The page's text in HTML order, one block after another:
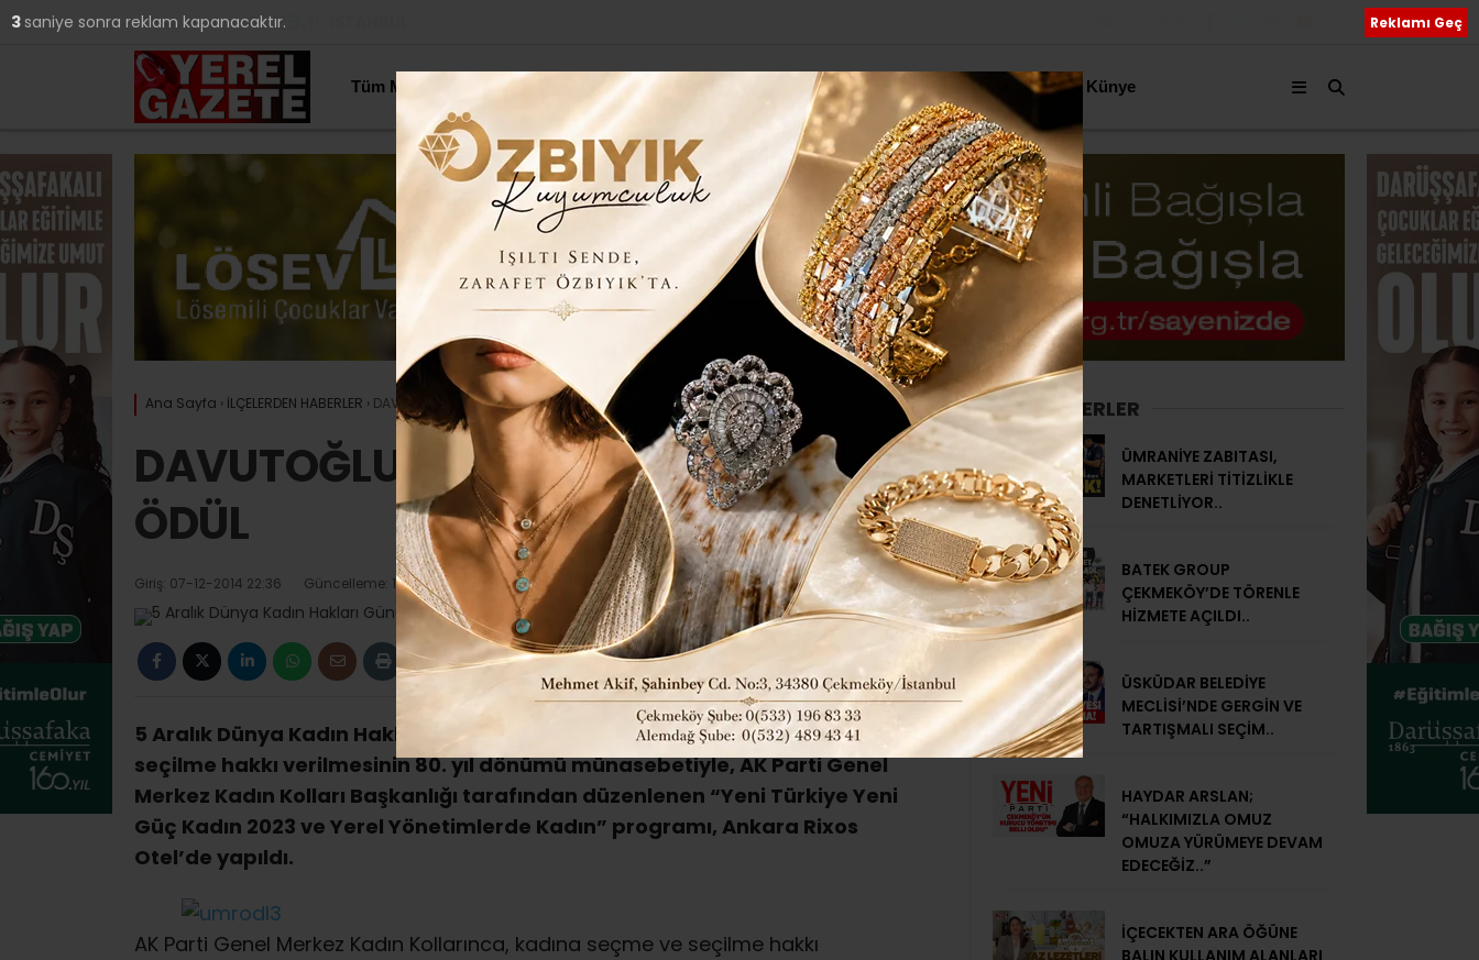
YAZARLAR 25.1
Tüm Manşetler Yerel Haberler Genel Siyaset Kültür Sanat Hakkımızda Künye
Ana Sayfa › İLÇELERDEN HABERLER › DAVUTOĞLU’NDAN BAŞKAN CAN’ A ÖDÜL
DAVUTOĞLU’NDAN BAŞKAN CAN’ A
ÖDÜL
Giriş: 07-12-2014 22:36 Güncelleme: 14-02-2018 14:38 226 İLÇELERDEN HABERLER Yerel Haberler
5 Aralık Dünya Kadın Hakları Günü ve Türkiye’de Kadınlara seçme ve
seçilme hakkı verilmesinin 80. yıl dönümü münasebetiyle, AK Parti Genel
Merkez Kadın Kolları Başkanlığı tarafından düzenlenen “Yeni Türkiye Yeni
Güç Kadın 2023 ve Yerel Yönetimlerde Kadın” programı, Ankara Rixos
Otel’de yapıldı.
AK Parti Genel Merkez Kadın Kollarınca, kadına seçme ve seçilme hakkı
SON HABERLER
ÜMRANİYE ZABITASI,
MARKETLERİ TİTİZLİKLE
DENETLİYOR..
BATEK GROUP
ÇEKMEKÖY’DE TÖRENLE
HİZMETE AÇILDI..
ÜSKÜDAR BELEDİYE
MECLİSİ’NDE GERGİN VE
TARTIŞMALI SEÇİM..
HAYDAR ARSLAN;
“HALKIMIZLA OMUZ
OMUZA YÜRÜMEYE DEVAM
EDECEĞİZ..”
İÇECEKTEN ARA ÖĞÜNE
2 saniye sonra reklam kapanacaktır. Reklamı Geç